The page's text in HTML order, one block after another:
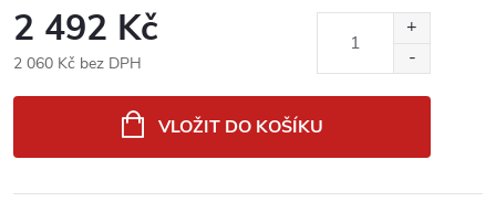
2 492 Kč
2 060 Kč bez DPH
VLOŽIT DO KOŠÍKU